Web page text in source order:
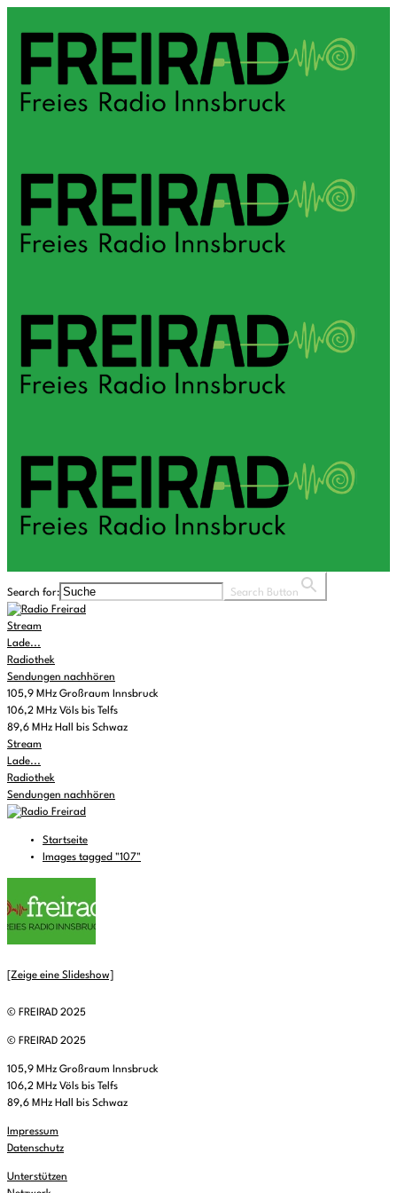
Search for: Search Button
Stream
Lade...
Radiothek
Sendungen nachhören
105,9 MHz Großraum Innsbruck
106,2 MHz Völs bis Telfs
89,6 MHz Hall bis Schwaz
Stream
Lade...
Radiothek
Sendungen nachhören
Startseite
Images tagged "107"
[Zeige eine Slideshow]
© FREIRAD 2025
© FREIRAD 2025
105,9 MHz Großraum Innsbruck
106,2 MHz Völs bis Telfs
89,6 MHz Hall bis Schwaz
Impressum
Datenschutz
Unterstützen